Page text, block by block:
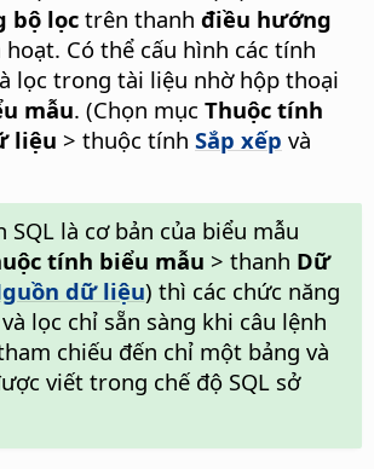
bộ lọc trên thanh điều hướng
Có thể cấu hình các tính
lọc trong tài liệu nhờ hộp thoại
mẫu. (Chọn mục Thuộc tính
liệu > thuộc tính Sắp xếp và
SQL là cơ bản của biểu mẫu
tính biểu mẫu > thanh Dữ
dữ liệu) thì các chức năng
lọc chỉ sẵn sàng khi câu lệnh
chiếu đến chỉ một bảng và
viết trong chế độ SQL sở